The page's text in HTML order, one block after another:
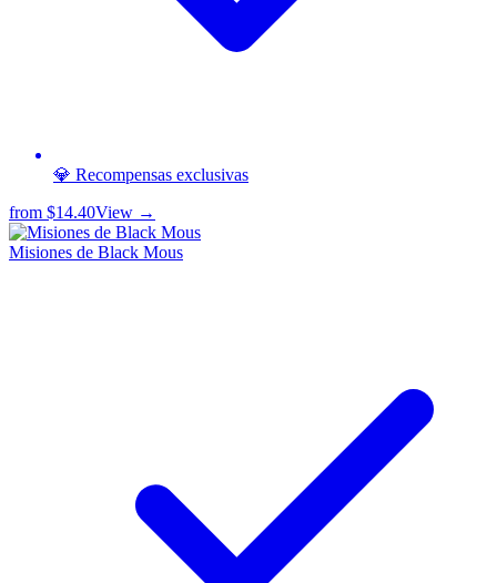
💎 Recompensas exclusivas
from $14.40View →
Misiones de Black Mous